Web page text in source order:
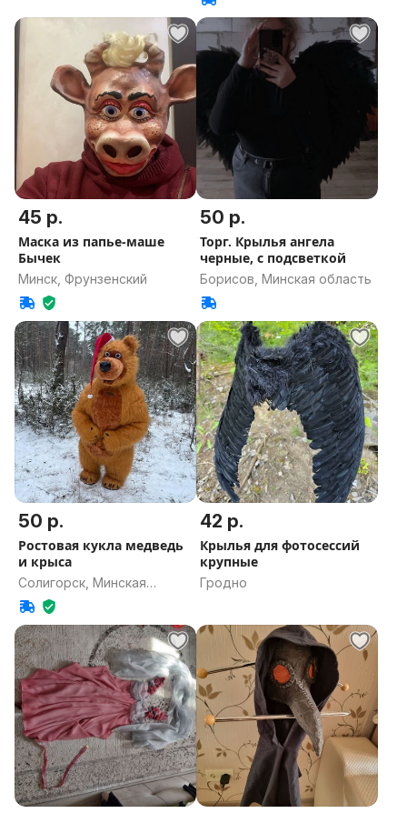
45 р.
Маска из папье-маше
Бычек
Минск, Фрунзенский
50 р.
Торг. Крылья ангела
черные, с подсветкой
Борисов, Минская область
50 р.
Ростовая кукла медведь
и крыса
Солигорск, Минская
область
42 р.
Крылья для фотосессий
крупные
Гродно